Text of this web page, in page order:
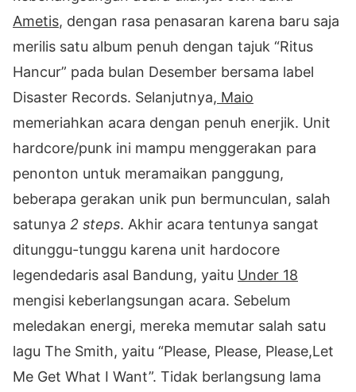
Ametis, dengan rasa penasaran karena baru saja
merilis satu album penuh dengan tajuk “Ritus
Hancur” pada bulan Desember bersama label
Disaster Records. Selanjutnya, Maio
memeriahkan acara dengan penuh enerjik. Unit
hardcore/punk ini mampu menggerakan para
penonton untuk meramaikan panggung,
beberapa gerakan unik pun bermunculan, salah
satunya 2 steps. Akhir acara tentunya sangat
ditunggu-tunggu karena unit hardocore
legendedaris asal Bandung, yaitu Under 18
mengisi keberlangsungan acara. Sebelum
meledakan energi, mereka memutar salah satu
lagu The Smith, yaitu “Please, Please, Please,Let
Me Get What I Want”. Tidak berlangsung lama